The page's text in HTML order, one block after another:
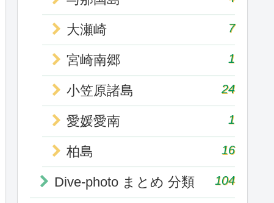
大瀬崎 7
宮崎南郷 1
小笠原諸島 24
愛媛愛南 1
柏島 16
Dive-photo まとめ 分類 104